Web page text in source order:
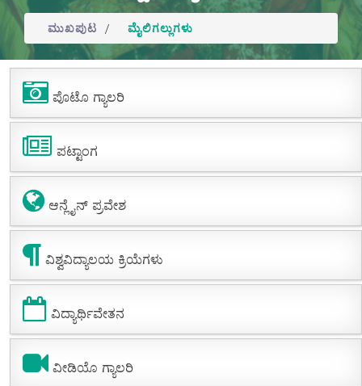
ಮುಖಪುಟ / ಮೈಲಿಗಲ್ಲುಗಳು
ಪೊಟೊ ಗ್ಯಾಲರಿ
ಪಟ್ಟಾಂಗ
ಆನ್ಲೈನ್ ಪ್ರವೇಶ
ವಿಶ್ವವಿದ್ಯಾಲಯ ಕ್ರಿಯೆಗಳು
ವಿದ್ಯಾರ್ಥಿವೇತನ
ವೀಡಿಯೊ ಗ್ಯಾಲರಿ